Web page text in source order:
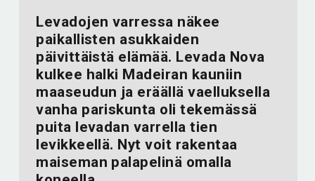
Levadojen varressa näkee
paikallisten asukkaiden
päivittäistä elämää. Levada Nova
kulkee halki Madeiran kauniin
maaseudun ja eräällä vaelluksella
vanha pariskunta oli tekemässä
puita levadan varrella tien
levikkeellä. Nyt voit rakentaa
maiseman palapelinä omalla